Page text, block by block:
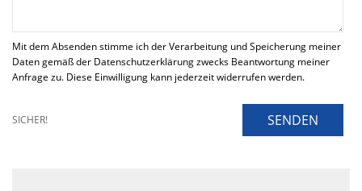
Mit dem Absenden stimme ich der Verarbeitung und Speicherung meiner
Daten gemäß der Datenschutzerklärung zwecks Beantwortung meiner
Anfrage zu. Diese Einwilligung kann jederzeit widerrufen werden.
SICHER! SENDEN